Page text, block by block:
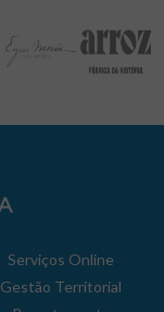
Serviços Online
Gestão Territorial